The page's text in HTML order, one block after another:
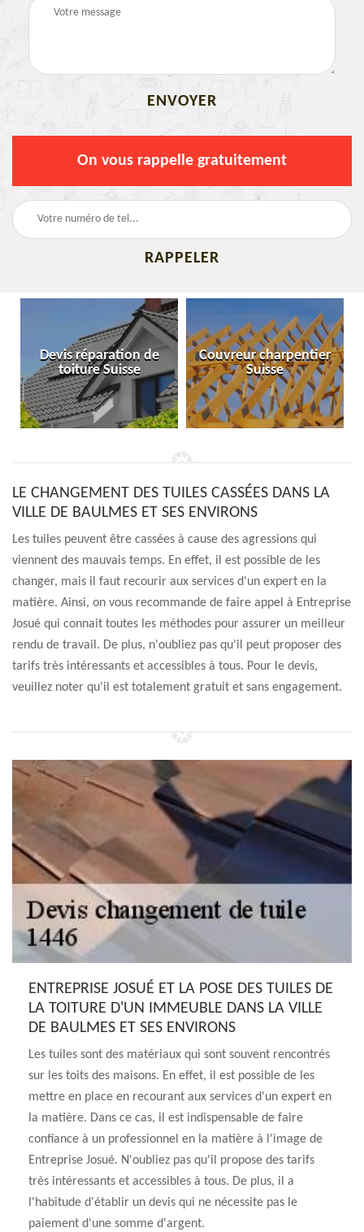
On vous rappelle gratuitement
Devis réparation de
toiture Suisse
Couvreur charpentier
Suisse
LE CHANGEMENT DES TUILES CASSÉES DANS LA
VILLE DE BAULMES ET SES ENVIRONS
Les tuiles peuvent être cassées à cause des agressions qui
viennent des mauvais temps. En effet, il est possible de les
changer, mais il faut recourir aux services d'un expert en la
matière. Ainsi, on vous recommande de faire appel à Entreprise
Josué qui connait toutes les méthodes pour assurer un meilleur
rendu de travail. De plus, n'oubliez pas qu'il peut proposer des
tarifs très intéressants et accessibles à tous. Pour le devis,
veuillez noter qu'il est totalement gratuit et sans engagement.
ENTREPRISE JOSUÉ ET LA POSE DES TUILES DE
LA TOITURE D'UN IMMEUBLE DANS LA VILLE
DE BAULMES ET SES ENVIRONS
Les tuiles sont des matériaux qui sont souvent rencontrés
sur les toits des maisons. En effet, il est possible de les
mettre en place en recourant aux services d'un expert en
la matière. Dans ce cas, il est indispensable de faire
confiance à un professionnel en la matière à l'image de
Entreprise Josué. N'oubliez pas qu'il propose des tarifs
très intéressants et accessibles à tous. De plus, il a
l'habitude d'établir un devis qui ne nécessite pas le
paiement d'une somme d'argent.